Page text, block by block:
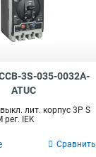
3S-035-0032A-
ATUC
лит. корпус 3P S
IEK
Сравнить